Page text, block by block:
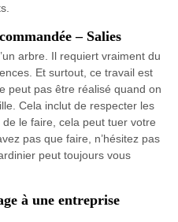
– Salies
arbre. Il requiert vraiment du
Et surtout, ce travail est
peut pas être réalisé quand on
Cela inclut de respecter les
le faire, cela peut tuer votre
pas que faire, n’hésitez pas
peut toujours vous
à une entreprise